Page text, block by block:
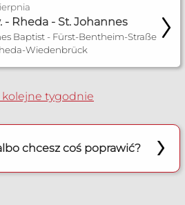
w środy od 20:00 do
- Rheda - St. Johannes
Baptist - Fürst-Bentheim-Straße
Wiedenbrück
kolejne tygodnie
chcesz coś poprawić?